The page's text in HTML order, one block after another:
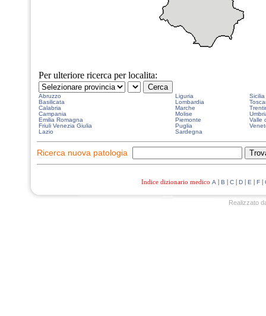
Per ulteriore ricerca per localita:
Abruzzo Liguria
Sicilia
Basilicata
Lombardia
Calabria
Marche
Campania
Molise
Emilia Romagna
Piemonte
Valle
Friuli Venezia Giulia
Puglia
Lazio
Sardegna
Ricerca nuova patologia
Indice dizionario medico A | B | C | D | E | F |
Realizzato